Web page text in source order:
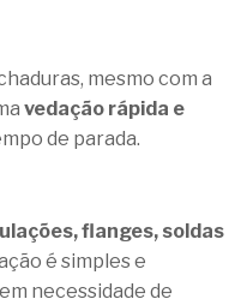
mesmo com a
vedação rápida e
de parada.
flanges, soldas
é simples e
necessidade de